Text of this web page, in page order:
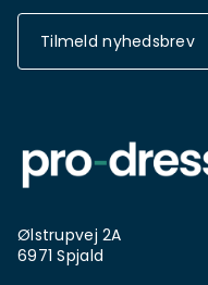
Tilmeld nyhedsbrev
Ølstrupvej 2A
6971 Spjald